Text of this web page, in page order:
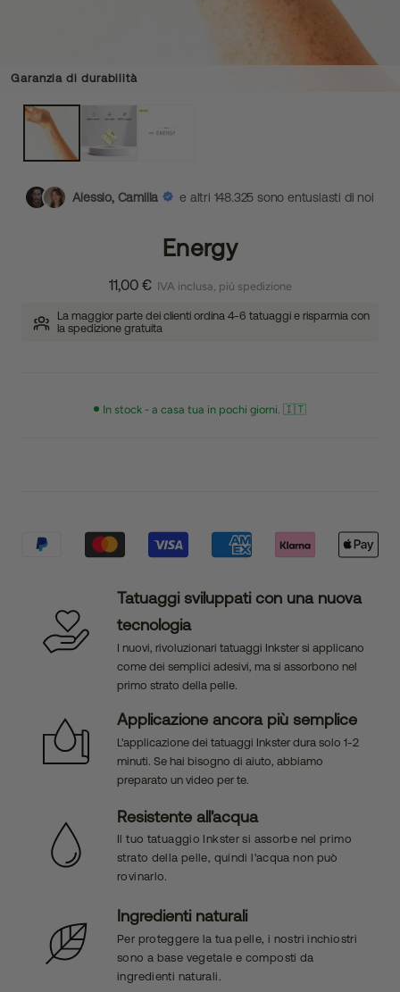
Garanzia di durabilità
Alessio, Camilla e altri 148.325 sono entusiasti di noi
Energy
11,00 € IVA inclusa, più spedizione
La maggior parte dei clienti ordina 4-6 tatuaggi e risparmia con
la spedizione gratuita
In stock - a casa tua in pochi giorni. 🇮🇹
Tatuaggi sviluppati con una nuova
tecnologia
I nuovi, rivoluzionari tatuaggi Inkster si applicano
come dei semplici adesivi, ma si assorbono nel
primo strato della pelle.
Applicazione ancora più semplice
L'applicazione dei tatuaggi Inkster dura solo 1-2
minuti. Se hai bisogno di aiuto, abbiamo
preparato un video per te.
Resistente all'acqua
Il tuo tatuaggio Inkster si assorbe nel primo
strato della pelle, quindi l'acqua non può
rovinarlo.
Ingredienti naturali
Per proteggere la tua pelle, i nostri inchiostri
sono a base vegetale e composti da
ingredienti naturali.